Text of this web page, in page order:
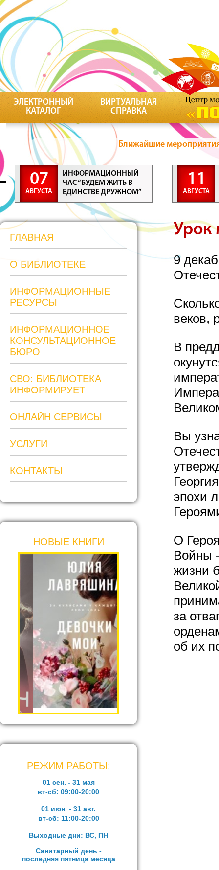
ЭЛЕКТРОННЫЙ
КАТАЛОГ
ВИРТУАЛЬНАЯ
СПРАВКА
Ближайшие
07
АВГУСТА
ИНФОРМАЦИОННЫЙ
ЧАС “БУДЕМ ЖИТЬ В
ЕДИНСТВЕ ДРУЖНОМ”
11
АВГУСТА
ГЛАВНАЯ
О БИБЛИОТЕКЕ
ИНФОРМАЦИОННЫЕ
РЕСУРСЫ
ИНФОРМАЦИОННОЕ
КОНСУЛЬТАЦИОННОЕ
БЮРО
СВО: БИБЛИОТЕКА
ИНФОРМИРУЕТ
ОНЛАЙН СЕРВИСЫ
УСЛУГИ
КОНТАКТЫ
НОВЫЕ КНИГИ
РЕЖИМ РАБОТЫ:
01 сен. - 31 мая
вт-сб: 09:00-20:00
01 июн. - 31 авг.
вт-сб: 11:00-20:00
Выходные дни: ВС, ПН
Санитарный день -
последняя пятница месяца
Урок
9
веков,
В
Вы
эпохи
О
Войны
жизни
за
об их